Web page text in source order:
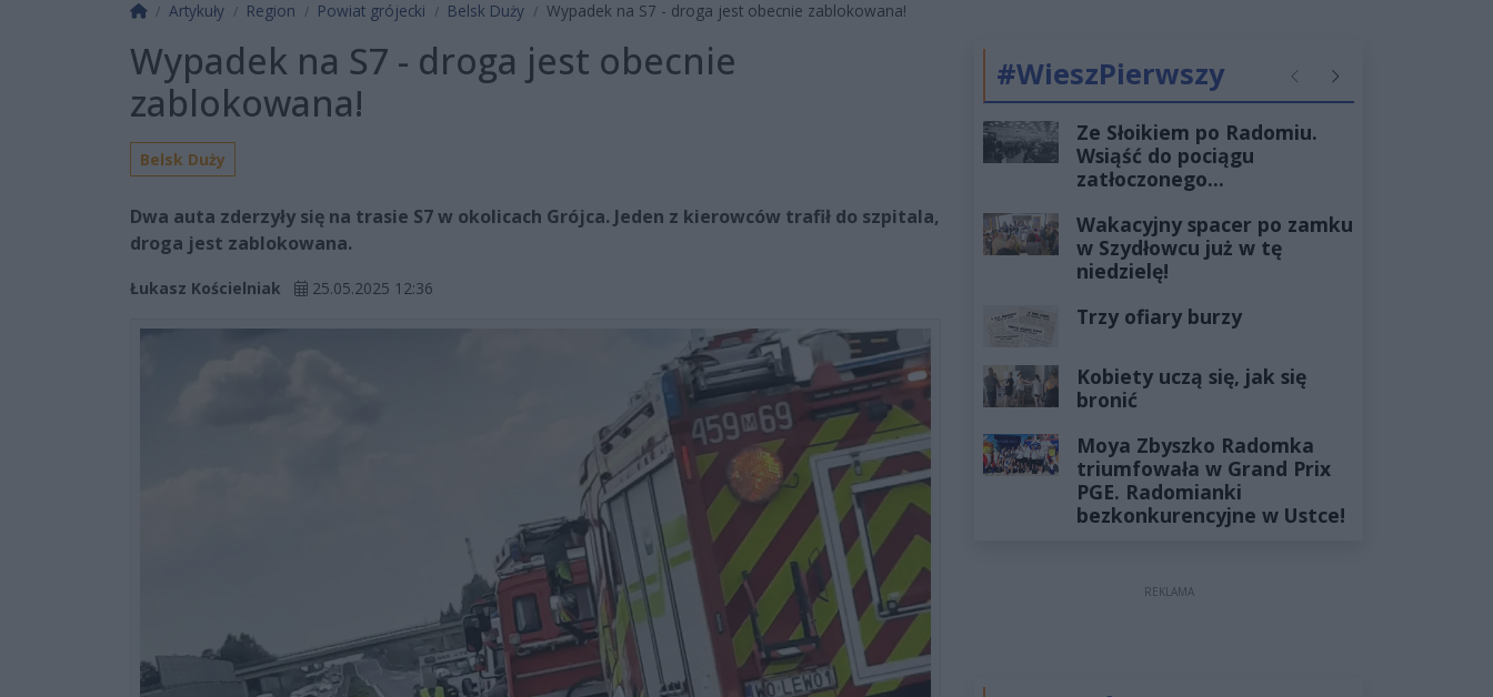
Strona główna
Artykuły Region Powiat grójecki Belsk Duży Wypadek na S7 - droga jest obecnie zablokowana!
Wypadek na S7 - droga jest obecnie
zablokowana!
Belsk Duży
Dwa auta zderzyły się na trasie S7 w okolicach Grójca. Jeden z kierowców trafił do szpitala,
droga jest zablokowana.
Łukasz Kościelniak 25.05.2025 12:36
#WieszPierwszy PoprzednieNastępne
Ze Słoikiem po Radomiu.
Wsiąść do pociągu
zatłoczonego...
Wakacyjny spacer po zamku
w Szydłowcu już w tę
niedzielę!
Trzy ofiary burzy
Kobiety uczą się, jak się
bronić
Moya Zbyszko Radomka
triumfowała w Grand Prix
PGE. Radomianki
bezkonkurencyjne w Ustce!
REKLAMA